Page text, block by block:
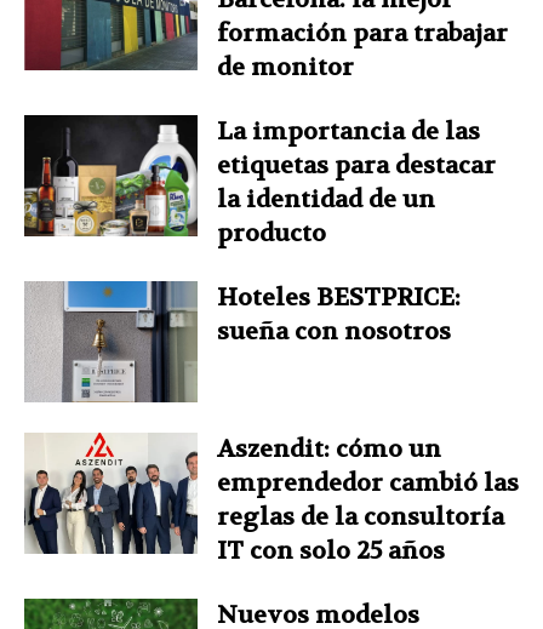
formación para trabajar
de monitor
La importancia de las
etiquetas para destacar
la identidad de un
producto
Hoteles BESTPRICE:
sueña con nosotros
Aszendit: cómo un
emprendedor cambió las
reglas de la consultoría
IT con solo 25 años
Nuevos modelos